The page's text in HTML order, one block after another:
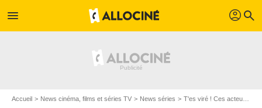
menu profil search
Accueil News cinéma, films et séries TV News séries T'es viré ! Ces acteurs qui ont été remerciés de leur série...